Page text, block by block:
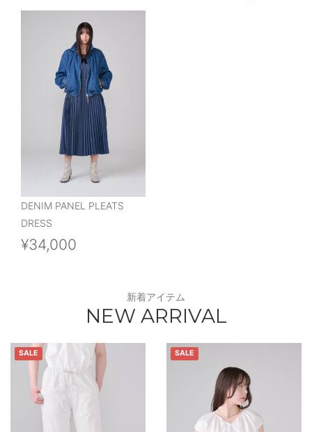
DENIM PANEL PLEATS
DRESS
¥34,000
新着アイテム
NEW ARRIVAL
SALE SALE